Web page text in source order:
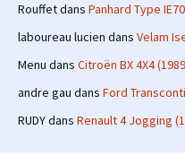
Rouffetdans Panhard Type
laboureau lucien dans Velam
Menu dans Citroën BX 4X4
andre gau dans Ford
RUDYdans Renault 4 Jogging